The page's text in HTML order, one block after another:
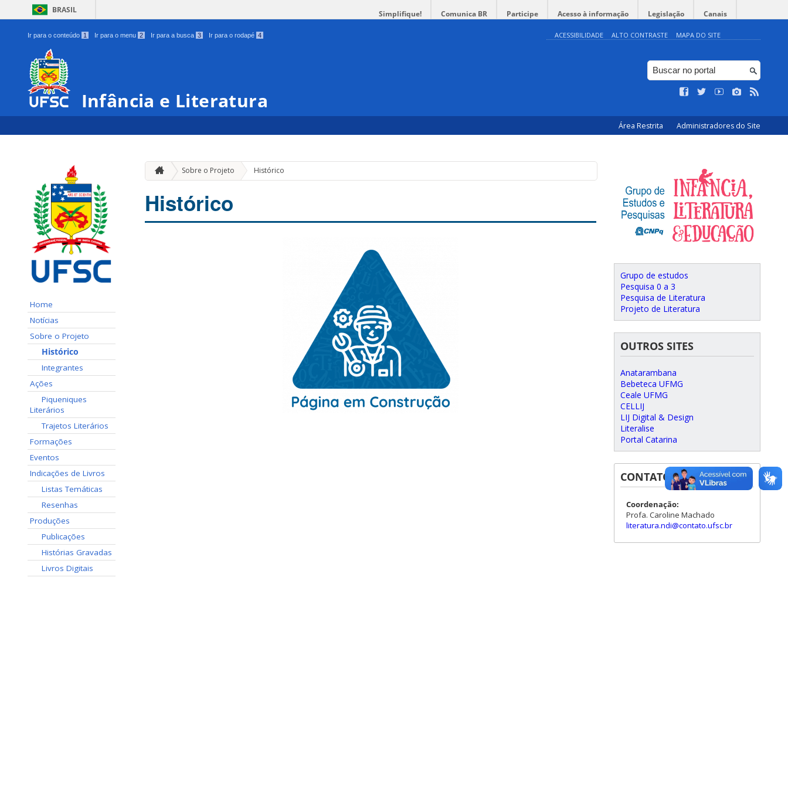
BRASIL Simplifique! Comunica BR Participe Acesso à informação Legislação Canais
Ir para o conteúdo 1 Ir para o menu 2 Ir para a busca 3 Ir para o rodapé 4 ACESSIBILIDADE ALTO CONTRASTE MAPA DO SITE
Infância e Literatura
Área Restrita Administradores do Site
Home
Notícias
Sobre o Projeto
⠀⠀Histórico
⠀⠀Integrantes
Ações
⠀⠀Piqueniques
Literários
⠀⠀Trajetos Literários
Formações
Eventos
Indicações de Livros
⠀⠀Listas Temáticas
⠀⠀Resenhas
Produções
⠀⠀Publicações
⠀⠀Histórias Gravadas
⠀⠀Livros Digitais
Sobre o Projeto Histórico
Histórico
Grupo de estudos
Pesquisa 0 a 3
Pesquisa de Literatura
Projeto de Literatura
OUTROS SITES
Anatarambana
Bebeteca UFMG
Ceale UFMG
CELLIJ
LIJ Digital & Design
Literalise
Portal Catarina
CONTATOS
Coordenação:
Profa. Caroline Machado
literatura.ndi@contato.ufsc.br